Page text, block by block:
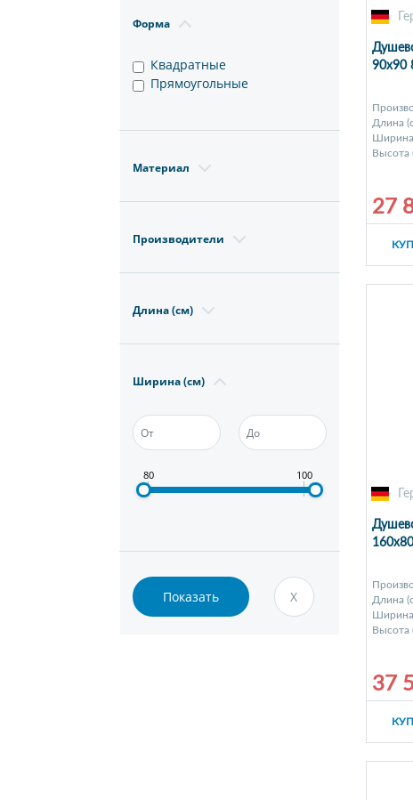
Форма
Квадратные
Прямоугольные
Материал
Производители
Длина (см)
Ширина (см)
80 100
90x90
Длина
Ширина
Высота
27
Длина
Высота
37